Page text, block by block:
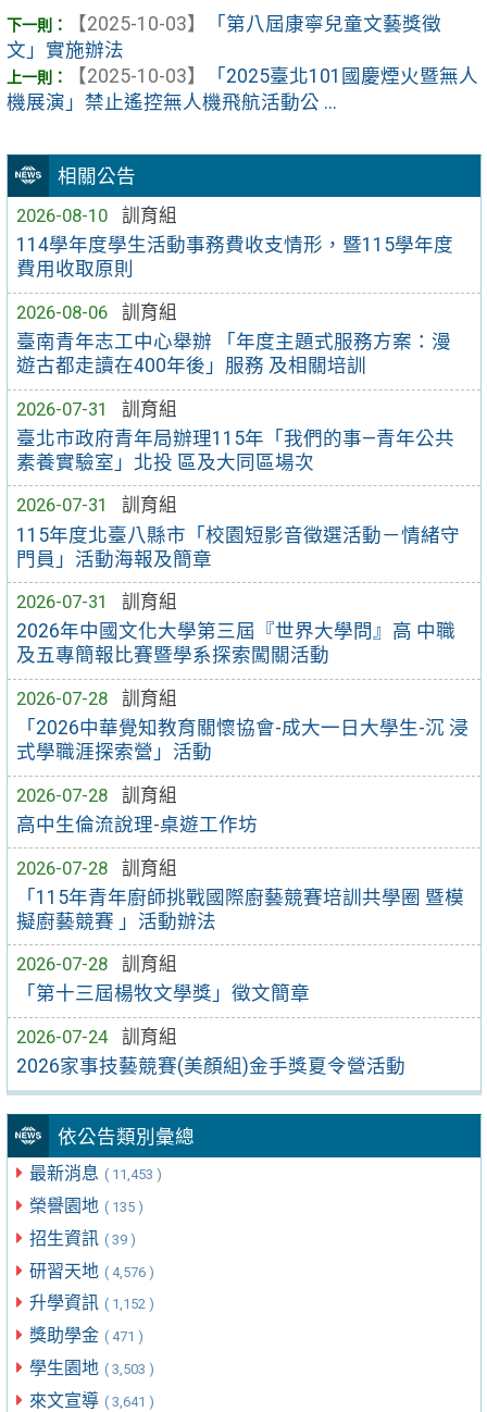
相關公告
2026-08-10
訓育組
114學年度學生活動事務費收支情形，暨115學年度
費用收取原則
2026-08-06
訓育組
臺南青年志工中心舉辦 「年度主題式服務方案：漫
遊古都走讀在400年後」服務 及相關培訓
2026-07-31
訓育組
臺北市政府青年局辦理115年「我們的事—青年公共
素養實驗室」北投 區及大同區場次
2026-07-31
訓育組
115年度北臺八縣市「校園短影音徵選活動－情緒守
門員」活動海報及簡章
2026-07-31
訓育組
2026年中國文化大學第三屆『世界大學問』高 中職
及五專簡報比賽暨學系探索闖關活動
2026-07-28
訓育組
「2026中華覺知教育關懷協會-成大一日大學生-沉 浸
式學職涯探索營」活動
2026-07-28
訓育組
高中生倫流說理-桌遊工作坊
2026-07-28
訓育組
「115年青年廚師挑戰國際廚藝競賽培訓共學圈 暨模
擬廚藝競賽 」活動辦法
2026-07-28
訓育組
「第十三屆楊牧文學獎」徵文簡章
2026-07-24
訓育組
2026家事技藝競賽(美顏組)金手獎夏令營活動
依公告類別彙總
最新消息 ( 11,453 )
榮譽園地 ( 135 )
招生資訊 ( 39 )
研習天地 ( 4,576 )
升學資訊 ( 1,152 )
獎助學金 ( 471 )
學生園地 ( 3,503 )
來文宣導 ( 3,641 )
【2025-10-03】
「第八屆康寧兒童文藝獎徵
文」實施辦法
【2025-10-03】
「2025臺北101國慶煙火暨無人
機展演」禁止遙控無人機飛航活動公 ...